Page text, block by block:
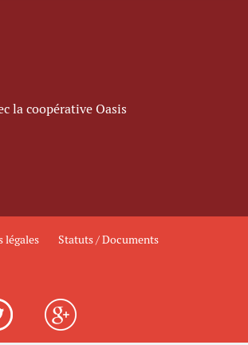
la coopérative Oasis
légales Statuts / Documents